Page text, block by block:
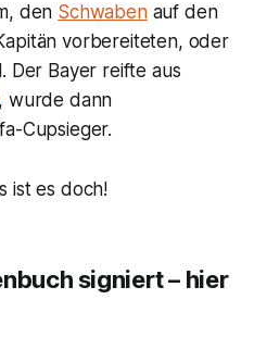
den Schwabenauf den
vorbereiteten, oder
Der Bayer reifte aus
wurde dann
Cupsieger.
ist es doch!
signiert – hier